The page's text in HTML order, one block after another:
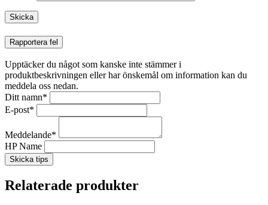
Rapportera fel
Upptäcker du något som kanske inte stämmer i
produktbeskrivningen eller har önskemål om information kan du
meddela oss nedan.
Ditt namn*
E-post*
Meddelande*
HP Name
Skicka tips
Relaterade produkter